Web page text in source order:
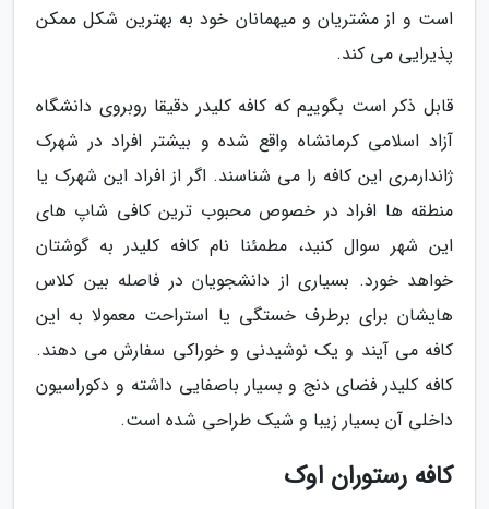
است و از مشتریان و میهمانان خود به بهترین شکل ممکن
پذیرایی می کند.
قابل ذکر است بگوییم که کافه کلیدر دقیقا روبروی دانشگاه
آزاد اسلامی کرمانشاه واقع شده و بیشتر افراد در شهرک
ژاندارمری این کافه را می شناسند. اگر از افراد این شهرک یا
منطقه ها افراد در خصوص محبوب ترین کافی شاپ های
این شهر سوال کنید، مطمئنا نام کافه کلیدر به گوشتان
خواهد خورد. بسیاری از دانشجویان در فاصله بین کلاس
هایشان برای برطرف خستگی یا استراحت معمولا به این
کافه می آیند و یک نوشیدنی و خوراکی سفارش می دهند.
کافه کلیدر فضای دنج و بسیار باصفایی داشته و دکوراسیون
داخلی آن بسیار زیبا و شیک طراحی شده است.
کافه رستوران اوک